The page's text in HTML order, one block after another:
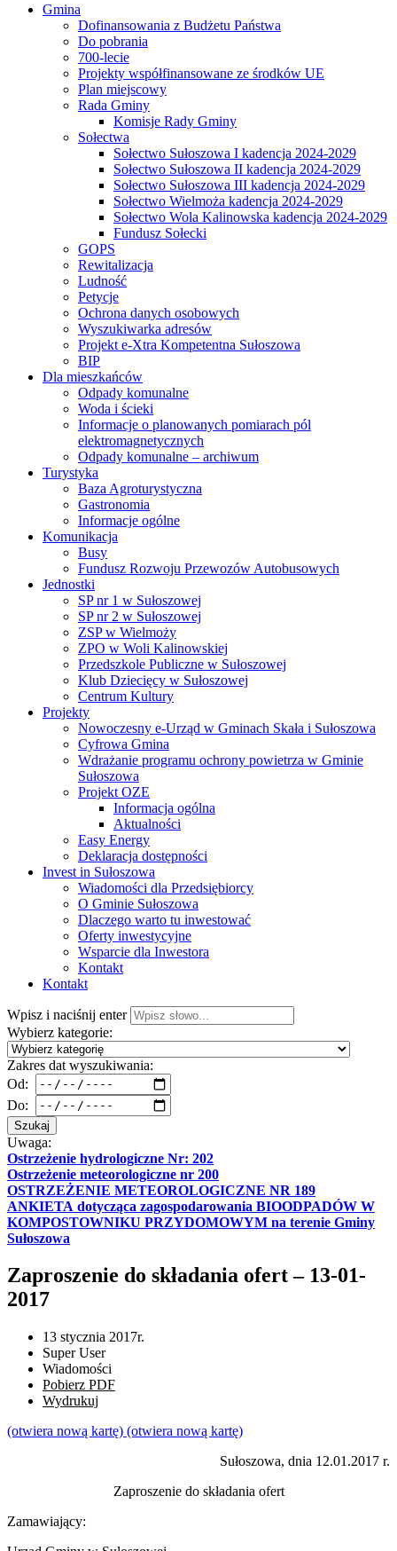
Gmina
Dofinansowania z Budżetu Państwa
Do pobrania
700-lecie
Projekty współfinansowane ze środków UE
Plan miejscowy
Rada Gminy
Komisje Rady Gminy
Sołectwa
Sołectwo Sułoszowa I kadencja 2024-2029
Sołectwo Sułoszowa II kadencja 2024-2029
Sołectwo Sułoszowa III kadencja 2024-2029
Sołectwo Wielmoża kadencja 2024-2029
Sołectwo Wola Kalinowska kadencja 2024-2029
Fundusz Sołecki
GOPS
Rewitalizacja
Ludność
Petycje
Ochrona danych osobowych
Wyszukiwarka adresów
Projekt e-Xtra Kompetentna Sułoszowa
BIP
Dla mieszkańców
Odpady komunalne
Woda i ścieki
Informacje o planowanych pomiarach pól
elektromagnetycznych
Odpady komunalne – archiwum
Turystyka
Baza Agroturystyczna
Gastronomia
Informacje ogólne
Komunikacja
Busy
Fundusz Rozwoju Przewozów Autobusowych
Jednostki
SP nr 1 w Sułoszowej
SP nr 2 w Sułoszowej
ZSP w Wielmoży
ZPO w Woli Kalinowskiej
Przedszkole Publiczne w Sułoszowej
Klub Dziecięcy w Sułoszowej
Centrum Kultury
Projekty
Nowoczesny e-Urząd w Gminach Skała i Sułoszowa
Cyfrowa Gmina
Wdrażanie programu ochrony powietrza w Gminie
Sułoszowa
Projekt OZE
Informacja ogólna
Aktualności
Easy Energy
Deklaracja dostępności
Invest in Sułoszowa
Wiadomości dla Przedsiębiorcy
O Gminie Sułoszowa
Dlaczego warto tu inwestować
Oferty inwestycyjne
Wsparcie dla Inwestora
Kontakt
Kontakt
Wpisz i naciśnij enter
Wybierz kategorie:
Zakres dat wyszukiwania:
Od:
Do:
Szukaj
Uwaga:
Ostrzeżenie hydrologiczne Nr: 202
Ostrzeżenie meteorologiczne nr 200
OSTRZEŻENIE METEOROLOGICZNE NR 189
ANKIETA dotycząca zagospodarowania BIOODPADÓW W
KOMPOSTOWNIKU PRZYDOMOWYM na terenie Gminy
Sułoszowa
Zaproszenie do składania ofert – 13-01-
2017
13 stycznia 2017r.
Super User
Wiadomości
Pobierz PDF
Wydrukuj
(otwiera nową kartę) (otwiera nową kartę)
Sułoszowa, dnia 12.01.2017 r.
Zaproszenie do składania ofert
Zamawiający: